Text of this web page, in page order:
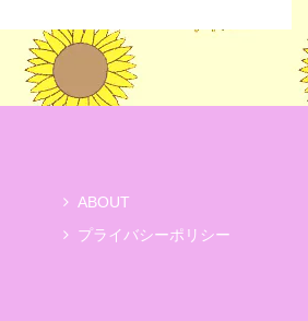
ABOUT
プライバシーポリシー